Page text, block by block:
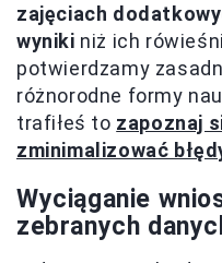
zajęciach
wyniki niż ich
potwierdzamy
różnorodne formy
trafiłeś to zapoznaj
zminimalizować
Wyciąganie
zebranych